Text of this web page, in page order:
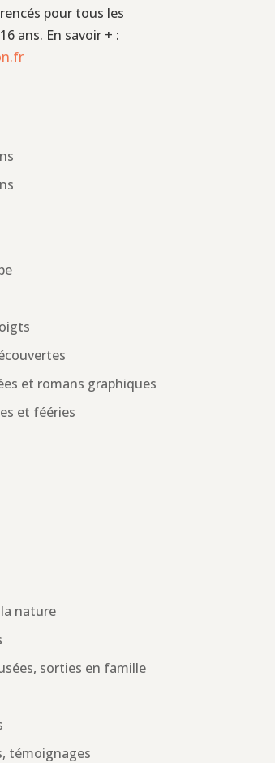
pour tous les
ans. En savoir + :
et romans graphiques
et fééries
nature
sorties en famille
témoignages